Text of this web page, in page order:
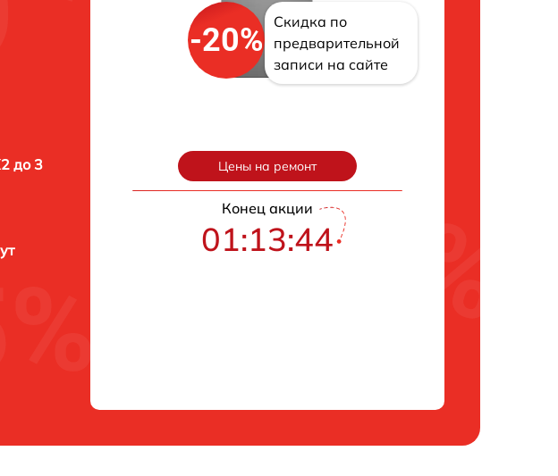
до 3
-20%
Скидка по
предварительной
записи на сайте
Цены на ремонт
Конец акции
01:13:43